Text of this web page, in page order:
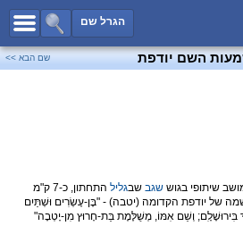
הגרל שם
כל השמות
שמות לבנים
שמות נדירים
קטגוריות
השם יודפת שם הבא >>
שיתופי בגוש שגב שבגליל
התחתון, כ-7 ק"מ
של יודפת הקדומה (יטבה) - "בֶּן-עֶשְׂרִים וּשְׁתַּיִם
בִּירוּשָׁלִָם; וְשֵׁם אִמּוֹ, מְשֻׁלֶּמֶת בַּת-חָרוּץ מִן-יָטְבָה"